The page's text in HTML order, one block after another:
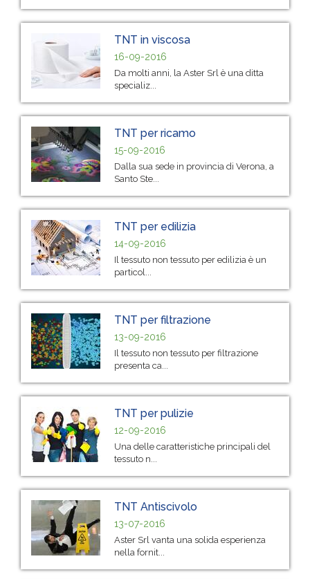
TNT in viscosa
16-09-2016
Da molti anni, la Aster Srl è una ditta
specializ...
TNT per ricamo
15-09-2016
Dalla sua sede in provincia di Verona, a
Santo Ste...
TNT per edilizia
14-09-2016
Il tessuto non tessuto per edilizia è un
particol...
TNT per filtrazione
13-09-2016
Il tessuto non tessuto per filtrazione
presenta ca...
TNT per pulizie
12-09-2016
Una delle caratteristiche principali del
tessuto n...
TNT Antiscivolo
13-07-2016
Aster Srl vanta una solida esperienza
nella fornit...